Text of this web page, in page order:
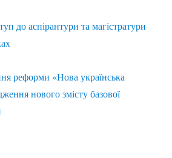
до аспірантури та магістратури
реформи «Нова українська
нового змісту базової